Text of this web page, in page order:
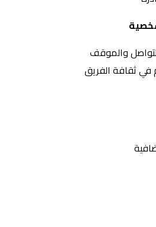
والموقف
ثقافة الفريق